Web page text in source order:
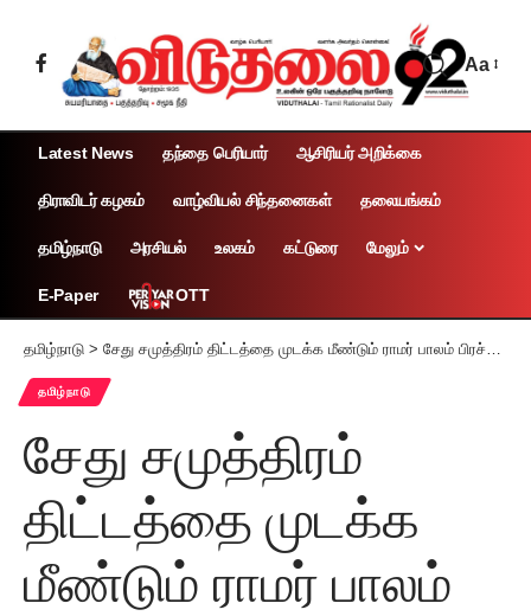
Aa
Latest News தந்தை பெரியார் ஆசிரியர் அறிக்கை
திராவிடர் கழகம் வாழ்வியல் சிந்தனைகள் தலையங்கம்
தமிழ்நாடு அரசியல் உலகம் கட்டுரை மேலும்
E-Paper OTT
தமிழ்நாடு > சேது சமுத்திரம் திட்டத்தை முடக்க மீண்டும் ராமர் பாலம் பிரச்சினையா?
தமிழ்நாடு
சேது சமுத்திரம்
திட்டத்தை முடக்க
மீண்டும் ராமர் பாலம்